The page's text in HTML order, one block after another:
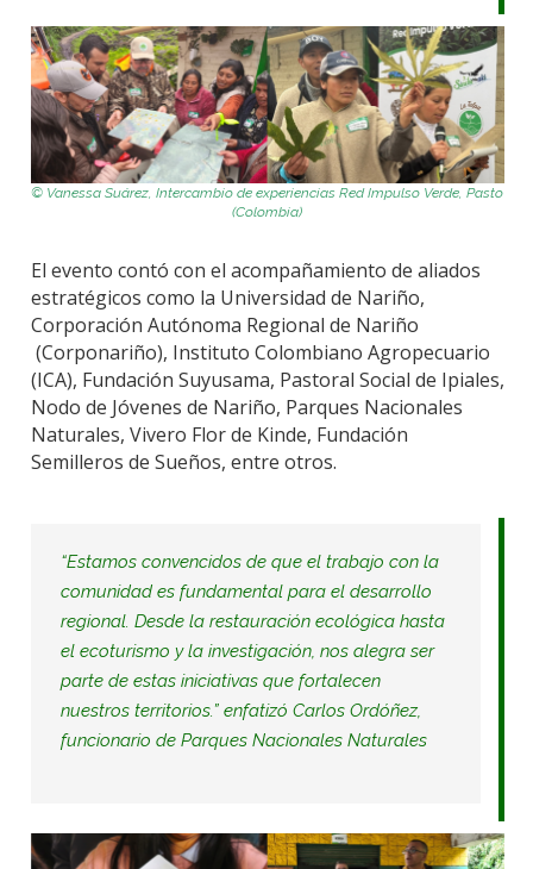
© Vanessa Suárez, Intercambio de experiencias Red Impulso Verde, Pasto
(Colombia)
El evento contó con el acompañamiento de aliados
estratégicos como la Universidad de Nariño,
Corporación Autónoma Regional de Nariño
(Corponariño), Instituto Colombiano Agropecuario
(ICA), Fundación Suyusama, Pastoral Social de Ipiales,
Nodo de Jóvenes de Nariño, Parques Nacionales
Naturales, Vivero Flor de Kinde, Fundación
Semilleros de Sueños, entre otros.
“Estamos convencidos de que el trabajo con la
comunidad es fundamental para el desarrollo
regional. Desde la restauración ecológica hasta
el ecoturismo y la investigación, nos alegra ser
parte de estas iniciativas que fortalecen
nuestros territorios.” enfatizó Carlos Ordóñez,
funcionario de Parques Nacionales Naturales